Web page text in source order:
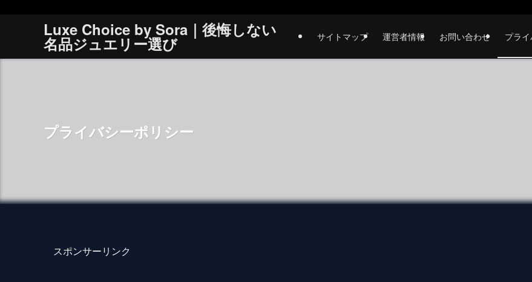
Luxe Choice by Sora｜後悔しない
名品ジュエリー選び サイトマップ 運営者情報 お問い合わせ プラ
プライバシーポリシー
スポンサーリンク